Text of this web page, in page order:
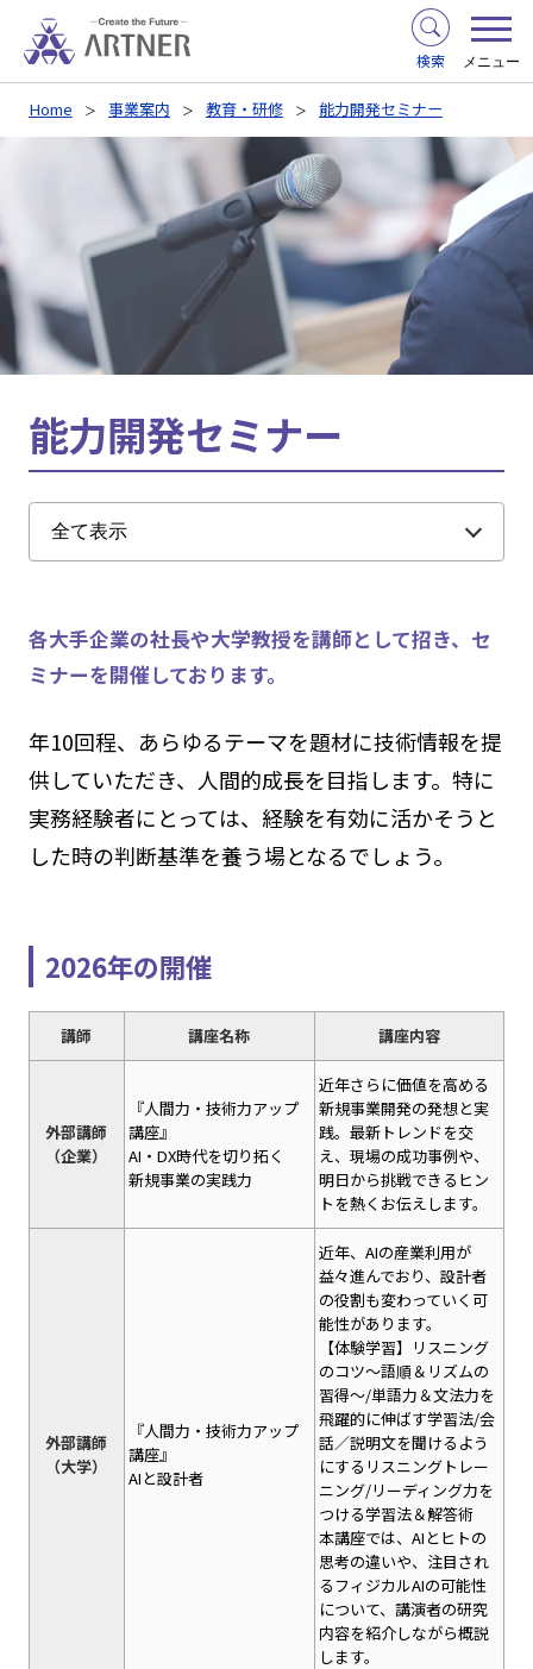
検索 メニュー
Home 事業案内 教育・研修 能力開発セミナー
能力開発セミナー
全て表示
各大手企業の社長や大学教授を講師として招き、セ
ミナーを開催しております。
年10回程、あらゆるテーマを題材に技術情報を提
供していただき、人間的成長を目指します。特に
実務経験者にとっては、経験を有効に活かそうと
した時の判断基準を養う場となるでしょう。
2026年の開催
講師 講座名称 講座内容
外部講師
（企業）
『人間力・技術力アップ
講座』
AI・DX時代を切り拓く
新規事業の実践力
近年さらに価値を高める
新規事業開発の発想と実
践。最新トレンドを交
え、現場の成功事例や、
明日から挑戦できるヒン
トを熱くお伝えします。
外部講師
（大学）
『人間力・技術力アップ
講座』
AIと設計者
近年、AIの産業利用が
益々進んでおり、設計者
の役割も変わっていく可
能性があります。
【体験学習】リスニング
のコツ～語順＆リズムの
習得～/単語力＆文法力を
飛躍的に伸ばす学習法/会
話／説明文を聞けるよう
にするリスニングトレー
ニング/リーディング力を
つける学習法＆解答術
本講座では、AIとヒトの
思考の違いや、注目され
るフィジカルAIの可能性
について、講演者の研究
内容を紹介しながら概説
します。